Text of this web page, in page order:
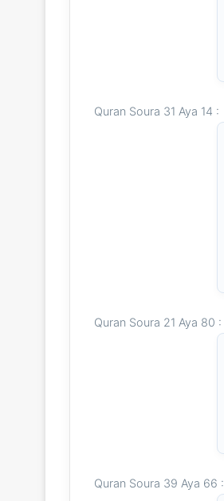
Quran Soura 31 Aya 14 :
Quran Soura 21 Aya 80 :
Quran Soura 39 Aya 66 :